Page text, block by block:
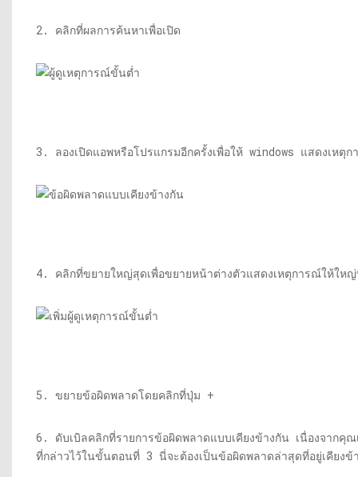
2. คลิกที่ผลการค้นหาเพื่อเปิด
3. ลองเปิดแอพหรือโปรแกรมอีกครั้งเพื่อให้ windows แสดงเหตุ
4. คลิกที่ขยายใหญ่สุดเพื่อขยายหน้าต่างตัวแสดงเหตุการณ์ให้ให
5. ขยายข้อผิดพลาดโดยคลิกที่ปุ่ม +
6. ดับเบิลคลิกที่รายการข้อผิดพลาดแบบเคียงข้างกัน เนื่องจากคุณ
ที่กล่าวไว้ในขั้นตอนที่ 3 นี่จะต้องเป็นข้อผิดพลาดล่าสุดที่อยู่เคียงข้